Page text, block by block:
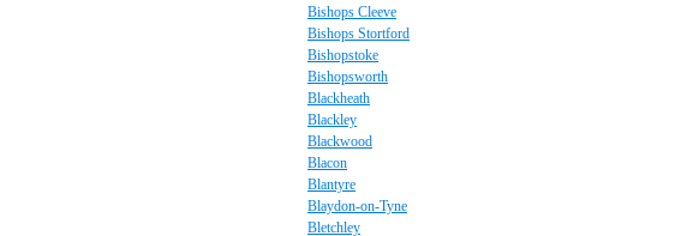
Bishops Cleeve
Bishops Stortford
Bishopstoke
Bishopsworth
Blackheath
Blackley
Blackwood
Blacon
Blantyre
Blaydon-on-Tyne
Bletchley